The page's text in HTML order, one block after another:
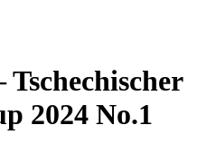
2024 No.1